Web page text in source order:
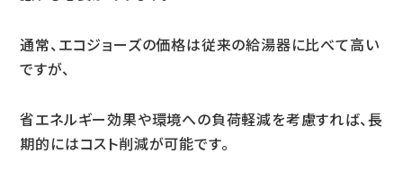
通常、エコジョーズの価格は従来の給湯器に比べて高い
ですが、
省エネルギー効果や環境への負荷軽減を考慮すれば、長
期的にはコスト削減が可能です。